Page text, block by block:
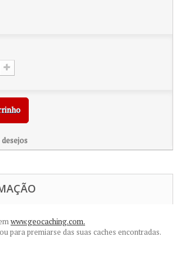
www.geocaching.com.
para premiarse das suas caches encontradas.